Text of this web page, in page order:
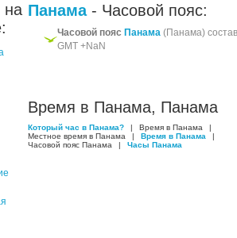
на Панама- Часовой пояс:
Часовой пояс Панама (Панама)
GMT +NaN
Время в Панама, Панама
Который час в Панама? | Время в Панама
|
Местное время в Панама
| Время в Панама
|
Часовой пояс Панама
| Часы Панама